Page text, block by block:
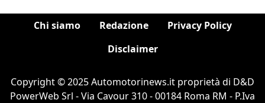
Chi siamo Redazione
Privacy Policy
Disclaimer
Copyright © 2025 Automotorinews.it proprietà di D&D
PowerWeb Srl - Via Cavour 310 - 00184 Roma RM - P.Iva